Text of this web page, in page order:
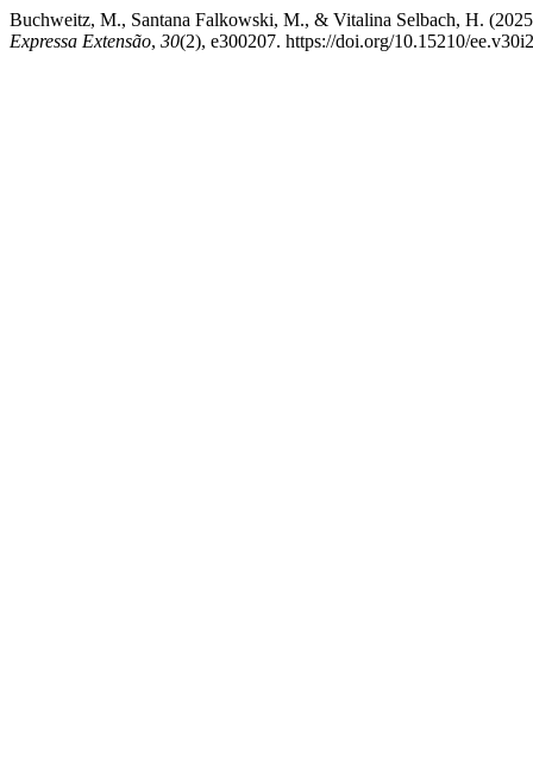
Buchweitz, M., Santana Falkowski, M., & Vitalina Selbach, H.
Expressa Extensão, 30(2), e300207. https://doi.org/10.15210/